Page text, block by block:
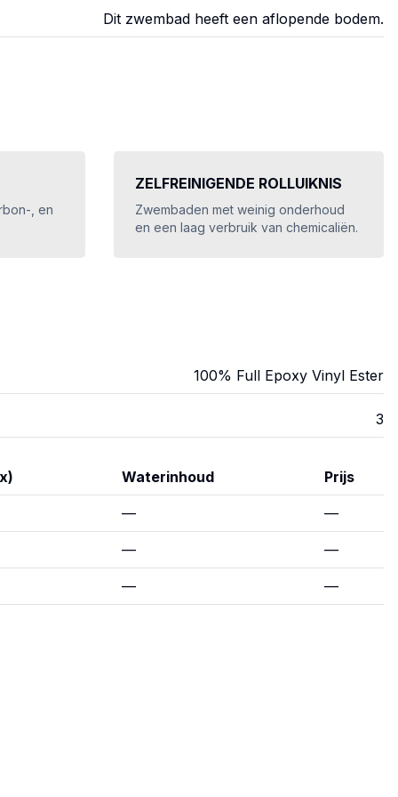
Dit zwembad heeft een aflopende bodem.
, en
ZELFREINIGENDE ROLLUIKNIS
Zwembaden met weinig onderhoud
en een laag verbruik van chemicaliën.
100% Full Epoxy Vinyl Ester
3
Waterinhoud Prijs
— —
— —
— —